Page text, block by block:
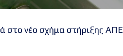
στο νέο σχήμα στήριξης ΑΠΕ